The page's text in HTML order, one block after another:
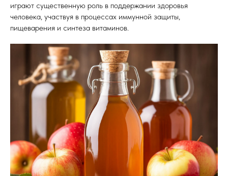
играют существенную роль в поддержании здоровья
человека, участвуя в процессах иммунной защиты,
пищеварения и синтеза витаминов.